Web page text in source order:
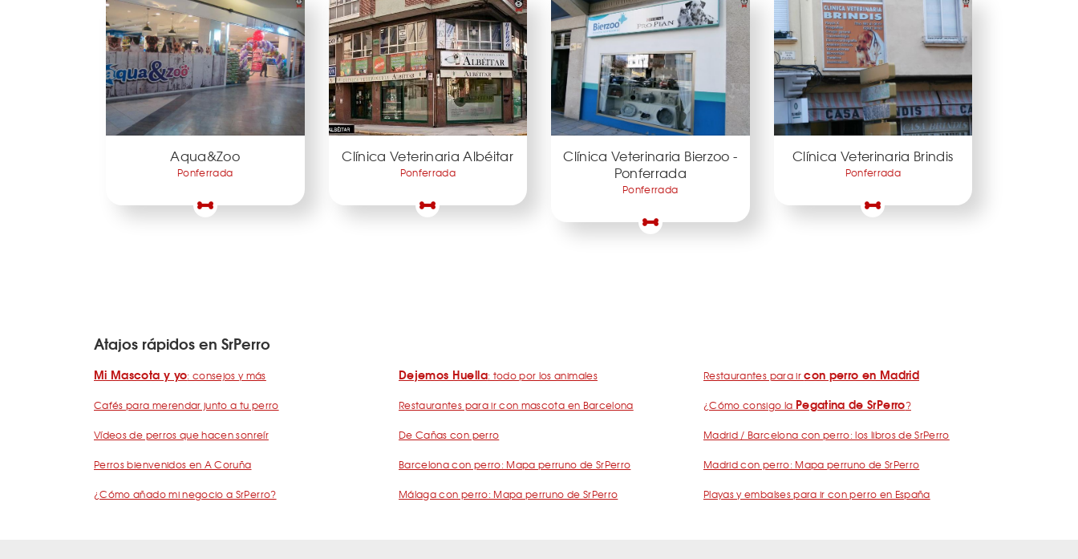
Aqua&Zoo
Ponferrada
Clínica Veterinaria Albéitar
Ponferrada
Clínica Veterinaria Bierzoo -
Ponferrada
Ponferrada
Clínica Veterinaria Brindis
Ponferrada
Atajos rápidos en SrPerro
Mi Mascota y yo: consejos y más
Cafés para merendar junto a tu perro
Vídeos de perros que hacen sonreír
Perros bienvenidos en A Coruña
¿Cómo añado mi negocio a SrPerro?
Dejemos Huella: todo por los animales
Restaurantes para ir con mascota en Barcelona
De Cañas con perro
Barcelona con perro: Mapa perruno de SrPerro
Málaga con perro: Mapa perruno de SrPerro
Restaurantes para ircon perro en Madrid
¿Cómo consigo la Pegatina de SrPerro?
Madrid / Barcelona con perro: los libros de SrPerro
Madrid con perro: Mapa perruno de SrPerro
Playas y embalses para ir con perro en España